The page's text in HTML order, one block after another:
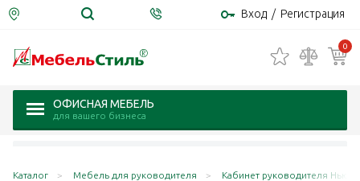
Вход / Регистрация
0
ОФИСНАЯ МЕБЕЛЬ
для вашего бизнеса
Каталог Мебель для руководителя Кабинет руководителя